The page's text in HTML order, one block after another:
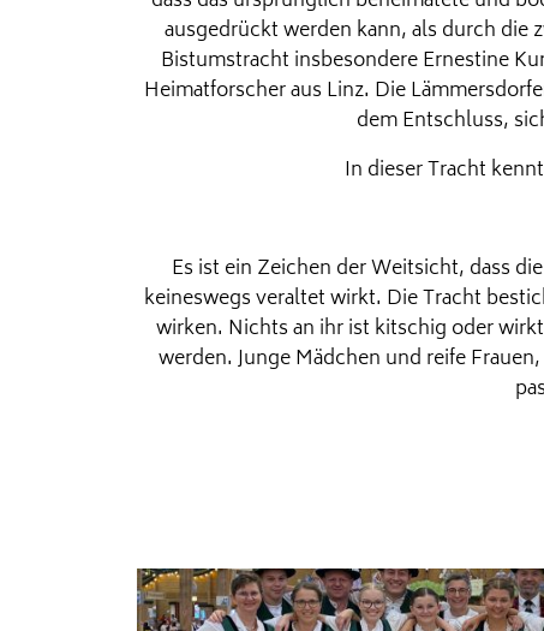
ausgedrückt werden kann, als durch die
Bistumstracht insbesondere Ernestine
Heimatforscher aus Linz. Die
dem Entschluss,
In dieser Tracht
Es ist ein Zeichen der Weitsicht, dass
keineswegs veraltet wirkt. Die Tracht
wirken. Nichts an ihr ist kitschig oder
werden. Junge Mädchen und reife